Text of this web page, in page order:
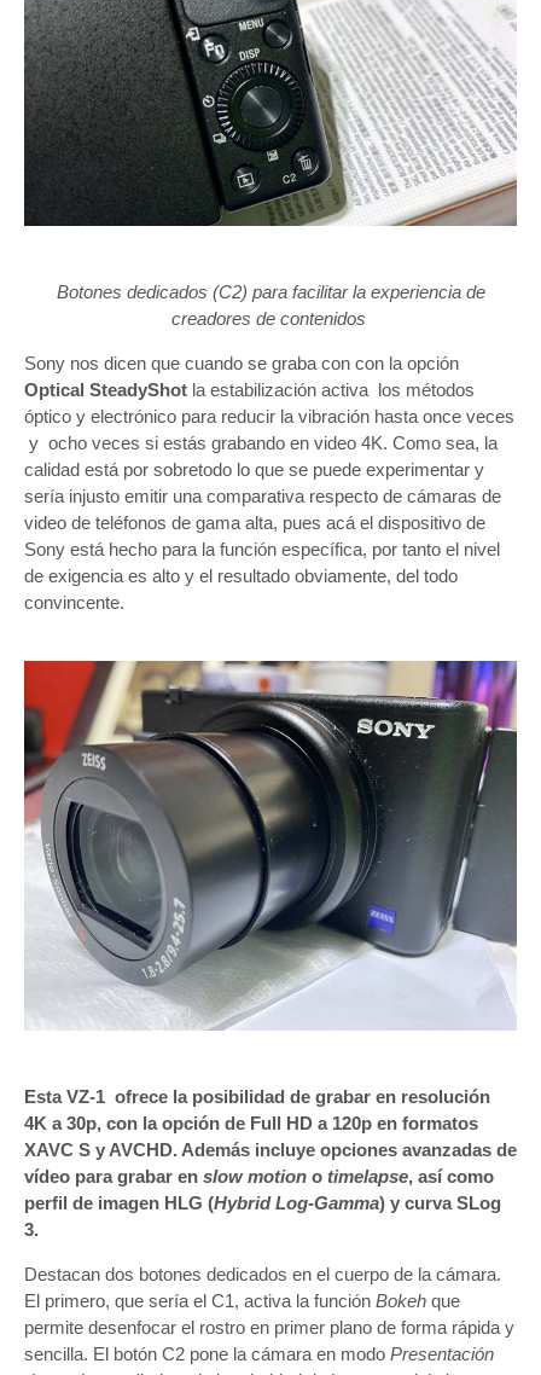
Botones dedicados (C2) para facilitar la experiencia de
creadores de contenidos
Sony nos dicen que cuando se graba con con la opción
Optical SteadyShot la estabilización activa los métodos
óptico y electrónico para reducir la vibración hasta once veces
y ocho veces si estás grabando en video 4K. Como sea, la
calidad está por sobretodo lo que se puede experimentar y
sería injusto emitir una comparativa respecto de cámaras de
video de teléfonos de gama alta, pues acá el dispositivo de
Sony está hecho para la función específica, por tanto el nivel
de exigencia es alto y el resultado obviamente, del todo
convincente.
Esta VZ-1 ofrece la posibilidad de grabar en resolución
4K a 30p, con la opción de Full HD a 120p en formatos
XAVC S y AVCHD. Además incluye opciones avanzadas de
vídeo para grabar en slow motion o timelapse, así como
perfil de imagen HLG (Hybrid Log-Gamma) y curva SLog
3.
Destacan dos botones dedicados en el cuerpo de la cámara.
El primero, que sería el C1, activa la función Bokeh que
permite desenfocar el rostro en primer plano de forma rápida y
sencilla. El botón C2 pone la cámara en modo Presentación